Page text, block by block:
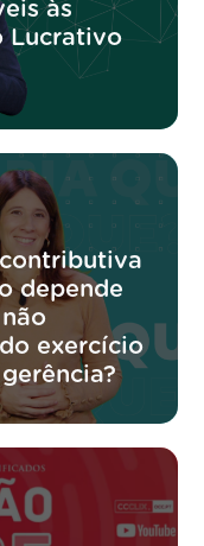
às
Lucrativo
depende
exercício